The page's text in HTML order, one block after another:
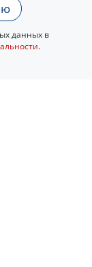
данных в
.